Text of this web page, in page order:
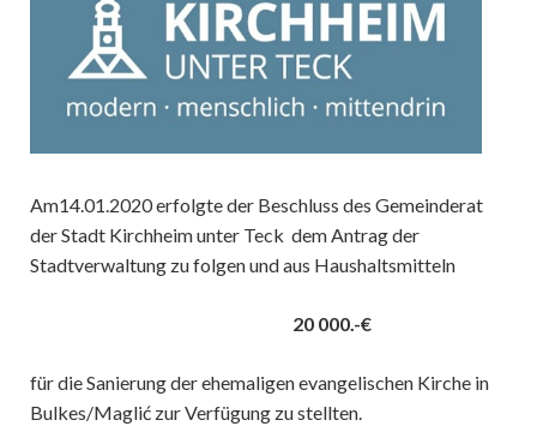
Am14.01.2020 erfolgte der Beschluss des Gemeinderat
der Stadt Kirchheim unter Teck dem Antrag der
Stadtverwaltung zu folgen und aus Haushaltsmitteln
20 000.-€
für die Sanierung der ehemaligen evangelischen Kirche in
Bulkes/Maglić zur Verfügung zu stellten.